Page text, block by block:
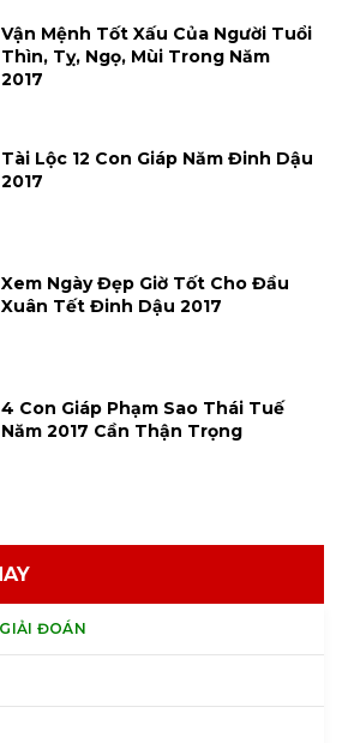
Vận Mệnh Tốt Xấu Của Người Tuổi
Thìn, Tỵ, Ngọ, Mùi Trong Năm
2017
Tài Lộc 12 Con Giáp Năm Đinh Dậu
2017
Xem Ngày Đẹp Giờ Tốt Cho Đầu
Xuân Tết Đinh Dậu 2017
4 Con Giáp Phạm Sao Thái Tuế
Năm 2017 Cần Thận Trọng
ĐOÁN